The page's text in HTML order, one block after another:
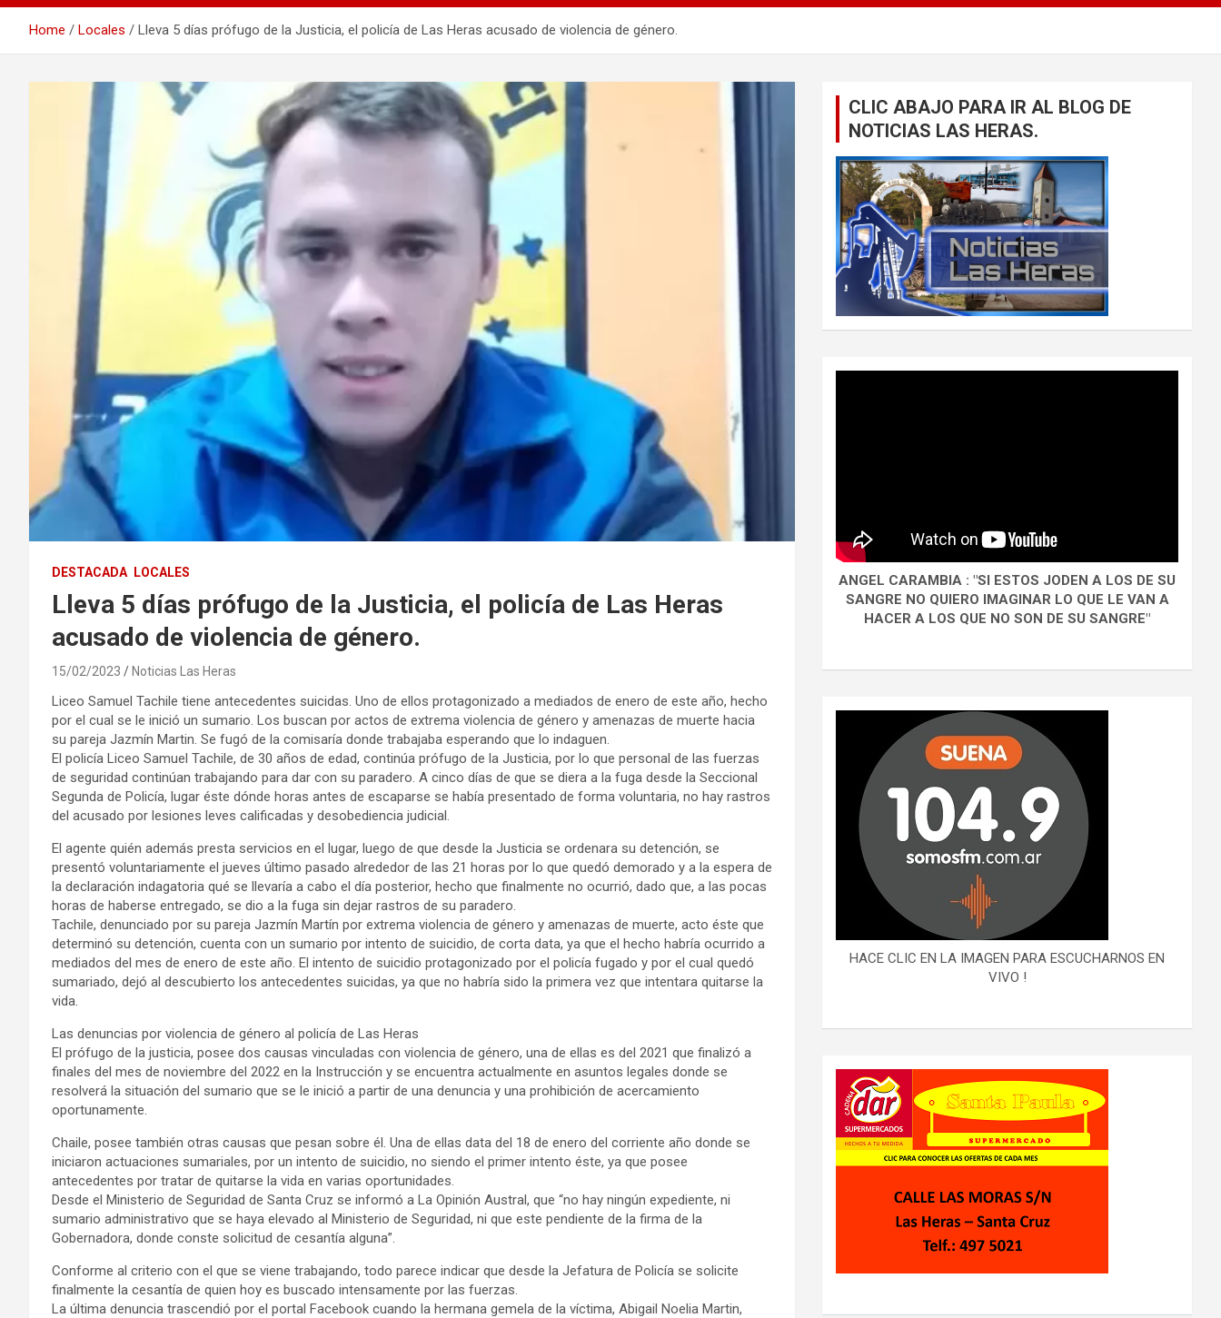
Home Locales Lleva 5 días prófugo de la Justicia, el policía de Las Heras acusado de violencia de género.
DESTACADA LOCALES
Lleva 5 días prófugo de la Justicia, el policía de Las Heras
acusado de violencia de género.
15/02/2023 Noticias Las Heras
Liceo Samuel Tachile tiene antecedentes suicidas. Uno de ellos protagonizado a mediados de enero de este año, hecho
por el cual se le inició un sumario. Los buscan por actos de extrema violencia de género y amenazas de muerte hacia
su pareja Jazmín Martin. Se fugó de la comisaría donde trabajaba esperando que lo indaguen.
El policía Liceo Samuel Tachile, de 30 años de edad, continúa prófugo de la Justicia, por lo que personal de las fuerzas
de seguridad continúan trabajando para dar con su paradero. A cinco días de que se diera a la fuga desde la Seccional
Segunda de Policía, lugar éste dónde horas antes de escaparse se había presentado de forma voluntaria, no hay rastros
del acusado por lesiones leves calificadas y desobediencia judicial.
El agente quién además presta servicios en el lugar, luego de que desde la Justicia se ordenara su detención, se
presentó voluntariamente el jueves último pasado alrededor de las 21 horas por lo que quedó demorado y a la espera de
la declaración indagatoria qué se llevaría a cabo el día posterior, hecho que finalmente no ocurrió, dado que, a las pocas
horas de haberse entregado, se dio a la fuga sin dejar rastros de su paradero.
Tachile, denunciado por su pareja Jazmín Martín por extrema violencia de género y amenazas de muerte, acto éste que
determinó su detención, cuenta con un sumario por intento de suicidio, de corta data, ya que el hecho habría ocurrido a
mediados del mes de enero de este año. El intento de suicidio protagonizado por el policía fugado y por el cual quedó
sumariado, dejó al descubierto los antecedentes suicidas, ya que no habría sido la primera vez que intentara quitarse la
vida.
Las denuncias por violencia de género al policía de Las Heras
El prófugo de la justicia, posee dos causas vinculadas con violencia de género, una de ellas es del 2021 que finalizó a
finales del mes de noviembre del 2022 en la Instrucción y se encuentra actualmente en asuntos legales donde se
resolverá la situación del sumario que se le inició a partir de una denuncia y una prohibición de acercamiento
oportunamente.
Chaile, posee también otras causas que pesan sobre él. Una de ellas data del 18 de enero del corriente año donde se
iniciaron actuaciones sumariales, por un intento de suicidio, no siendo el primer intento éste, ya que posee
antecedentes por tratar de quitarse la vida en varias oportunidades.
Desde el Ministerio de Seguridad de Santa Cruz se informó a La Opinión Austral, que “no hay ningún expediente, ni
sumario administrativo que se haya elevado al Ministerio de Seguridad, ni que este pendiente de la firma de la
Gobernadora, donde conste solicitud de cesantía alguna”.
Conforme al criterio con el que se viene trabajando, todo parece indicar que desde la Jefatura de Policía se solicite
finalmente la cesantía de quien hoy es buscado intensamente por las fuerzas.
La última denuncia trascendió por el portal Facebook cuando la hermana gemela de la víctima, Abigail Noelia Martin,
CLIC ABAJO PARA IR AL BLOG DE
NOTICIAS LAS HERAS.
ANGEL CARAMBIA : "SI ESTOS JODEN A LOS DE SU
SANGRE NO QUIERO IMAGINAR LO QUE LE VAN A
HACER A LOS QUE NO SON DE SU SANGRE"
HACE CLIC EN LA IMAGEN PARA ESCUCHARNOS EN
VIVO !